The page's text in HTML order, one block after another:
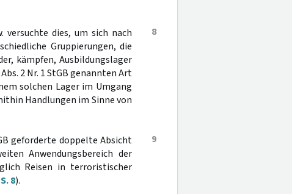
8
versuchte dies, um sich nach
Gruppierungen, die
kämpfen, Ausbildungslager
Abs. 2 Nr. 1 StGB genannten Art
solchen Lager im Umgang
Handlungen im Sinne von
9
geforderte doppelte Absicht
Anwendungsbereich der
Reisen in terroristischer
8).